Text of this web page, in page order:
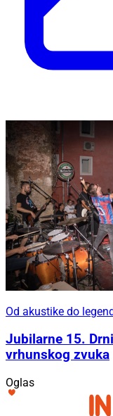
Od akustike do
Jubilarne 15.
vrhunskog zvuka
Oglas